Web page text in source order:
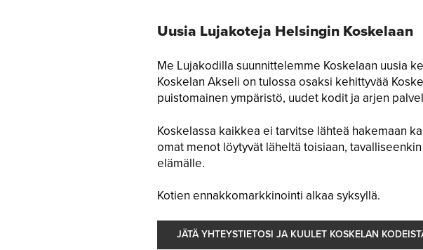
Uusia Lujakoteja Helsingin Koskelaan
Me Lujakodilla suunnittelemme Koskelaan uusia
Koskelan Akseli on tulossa osaksi kehittyvää
puistomainen ympäristö, uudet kodit ja arjen
Koskelassa kaikkea ei tarvitse lähteä hakemaan
omat menot löytyvät läheltä toisiaan,
elämälle.
Kotien ennakkomarkkinointi alkaa syksyllä.
JÄTÄ YHTEYSTIETOSI JA KUULET KOSKELAN